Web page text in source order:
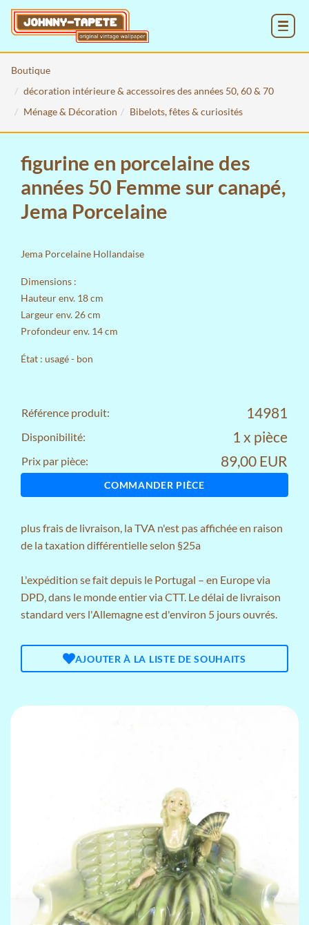
Boutique
décoration intérieure & accessoires des années 50, 60 & 70
Ménage & Décoration
Bibelots, fêtes & curiosités
figurine en porcelaine des
années 50 Femme sur canapé,
Jema Porcelaine
Jema Porcelaine Hollandaise
Dimensions :
Hauteur env. 18 cm
Largeur env. 26 cm
Profondeur env. 14 cm
État : usagé - bon
Référence produit: 14981
Disponibilité: 1 x pièce
Prix par pièce: 89,00 EUR
COMMANDER PIÈCE
plusfrais de livraison, la TVA n'est pas affichée en raison
de la taxation différentielle selon §25a
L'expédition se fait depuis le Portugal – en Europe via
DPD, dans le monde entier via CTT. Le délai de livraison
standard vers l'Allemagne est d'environ 5 jours ouvrés.
AJOUTER À LA LISTE DE SOUHAITS